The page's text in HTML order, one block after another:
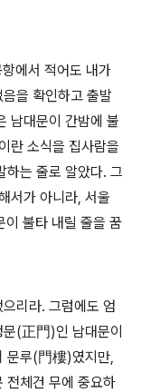
에서 적어도 내가
을 확인하고 출발
남대문이 간밤에 불
란 소식을 집사람을
하는 줄로 알았다. 그
서가 아니라, 서울
이 불타 내릴 줄을 꿈
리라. 그럼에도 엄
(正門)인 남대문이
문루(門樓)였지만,
전체건 무에 중요하